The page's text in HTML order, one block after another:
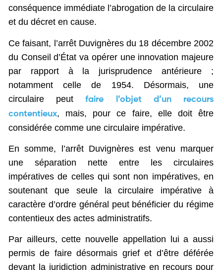
conséquence immédiate l’abrogation de la circulaire
et du décret en cause.
Ce faisant, l’arrêt Duvignères du 18 décembre 2002
du Conseil d’État va opérer une innovation majeure
par rapport à la jurisprudence antérieure ;
notamment celle de 1954. Désormais, une
circulaire peutfaire l’objet d’un recours
contentieux, mais, pour ce faire, elle doit être
considérée comme une circulaire impérative.
En somme, l’arrêt Duvignères est venu marquer
une séparation nette entre les circulaires
impératives de celles qui sont non impératives, en
soutenant que seule la circulaire impérative à
caractère d’ordre général peut bénéficier du régime
contentieux des actes administratifs.
Par ailleurs, cette nouvelle appellation lui a aussi
permis de faire désormais grief et d’être déférée
devant la juridiction administrative en recours pour